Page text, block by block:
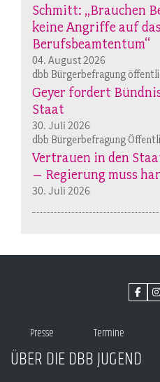
Schmitt: „Brauchen
keine Angriffe auf das
Berufsbeamtentum“
04. August 2026
dbb Bürgerbefragung
Geyer fordert
Staat
30. Juli 2026
dbb Bürgerbefragung
Vertrauen in den
– Regierung muss
30. Juli 2026
Presse Termine
ÜBER DIE DBB JUGEND